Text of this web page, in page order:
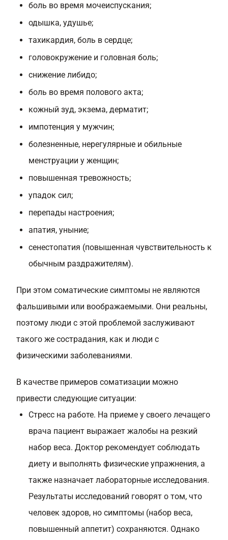
боль во время мочеиспускания;
одышка, удушье;
тахикардия, боль в сердце;
головокружение и головная боль;
снижение либидо;
боль во время полового акта;
кожный зуд, экзема, дерматит;
импотенция у мужчин;
болезненные, нерегулярные и обильные
менструации у женщин;
повышенная тревожность;
упадок сил;
перепады настроения;
апатия, уныние;
сенестопатия (повышенная чувствительность к
обычным раздражителям).
При этом соматические симптомы не являются
фальшивыми или воображаемыми. Они реальны,
поэтому люди с этой проблемой заслуживают
такого же сострадания, как и люди с
физическими заболеваниями.
В качестве примеров соматизации можно
привести следующие ситуации:
Стресс на работе. На приеме у своего лечащего
врача пациент выражает жалобы на резкий
набор веса. Доктор рекомендует соблюдать
диету и выполнять физические упражнения, а
также назначает лабораторные исследования.
Результаты исследований говорят о том, что
человек здоров, но симптомы (набор веса,
повышенный аппетит) сохраняются. Однако